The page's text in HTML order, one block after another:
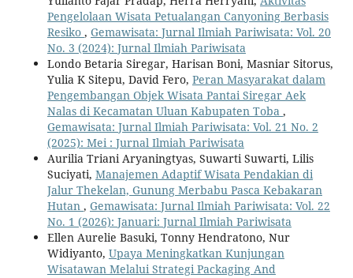
Pengelolaan Wisata Petualangan Canyoning Berbasis
Resiko , Gemawisata: Jurnal Ilmiah Pariwisata: Vol. 20
No. 3 (2024): Jurnal Ilmiah Pariwisata
Londo Betaria Siregar, Harisan Boni, Masniar Sitorus,
Yulia K Sitepu, David Fero, Peran Masyarakat dalam
Pengembangan Objek Wisata Pantai Siregar Aek
Nalas di Kecamatan Uluan Kabupaten Toba ,
Gemawisata: Jurnal Ilmiah Pariwisata: Vol. 21 No. 2
(2025): Mei : Jurnal Ilmiah Pariwisata
Aurilia Triani Aryaningtyas, Suwarti Suwarti, Lilis
Suciyati, Manajemen Adaptif Wisata Pendakian di
Jalur Thekelan, Gunung Merbabu Pasca Kebakaran
Hutan , Gemawisata: Jurnal Ilmiah Pariwisata: Vol. 22
No. 1 (2026): Januari: Jurnal Ilmiah Pariwisata
Ellen Aurelie Basuki, Tonny Hendratono, Nur
Widiyanto, Upaya Meningkatkan Kunjungan
Wisatawan Melalui Strategi Packaging And